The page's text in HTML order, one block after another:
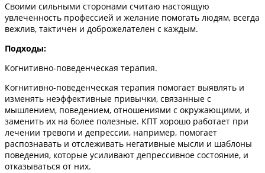
Своими сильными сторонами считаю настоящую
увлеченность профессией и желание помогать людям, всегда
вежлив, тактичен и доброжелателен с каждым.
Подходы:
Когнитивно-поведенческая терапия.
Когнитивно-поведенческая терапия помогает выявлять и
изменять неэффективные привычки, связанные с
мышлением, поведением, отношениями с окружающими, и
заменить их на более полезные. КПТ хорошо работает при
лечении тревоги и депрессии, например, помогает
распознавать и отслеживать негативные мысли и шаблоны
поведения, которые усиливают депрессивное состояние, и
отказываться от них.